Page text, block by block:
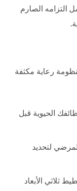
التزامه الصارم
رعاية مكثفة
الحيوية قبل
لتحديد
ثلاثي الأبعاد